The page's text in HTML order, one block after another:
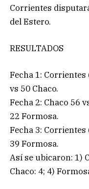
Corrientes
del Estero.
RESULTADOS
Fecha 1:
vs 50 Chaco.
Fecha 2: Chaco 56
22 Formosa.
Fecha 3: Corrientes
39 Formosa.
Así se ubicaron: 1)
Chaco: 4; 4)